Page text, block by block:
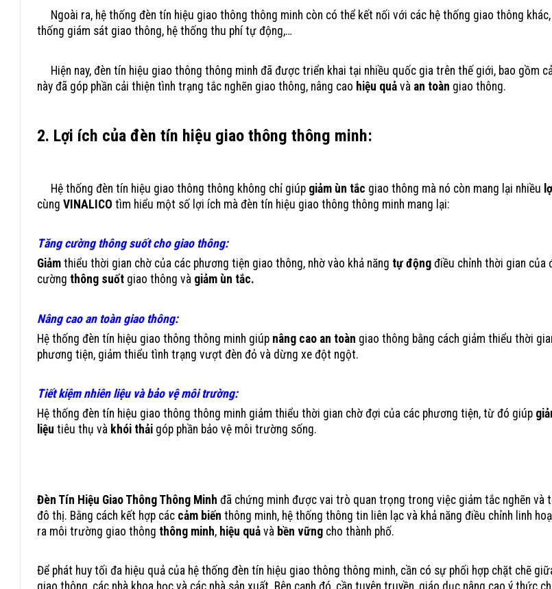
Ngoài ra, hệ thống đèn tín hiệu giao thông thông minh còn có thể kết nối với các hệ thống giao thông khác,
thống giám sát giao thông, hệ thống thu phí tự động,…
Hiện nay, đèn tín hiệu giao thông thông minh đã được triển khai tại nhiều quốc gia trên thế giới, bao gồm
này đã góp phần cải thiện tình trạng tắc nghẽn giao thông, nâng cao hiệu quả và an toàn giao thông.
2. Lợi ích của đèn tín hiệu giao thông thông minh:
Hệ thống đèn tín hiệu giao thông thông không chỉ giúp giảm ùn tắc giao thông mà nó còn mang lại nhiều
cùng VINALICO tìm hiểu một số lợi ích mà đèn tín hiệu giao thông thông minh mang lại:
Tăng cường thông suốt cho giao thông:
Giảm thiểu thời gian chờ của các phương tiện giao thông, nhờ vào khả năng tự động điều chỉnh thời gian của
cường thông suốt giao thông và giảm ùn tắc.
Nâng cao an toàn giao thông:
Hệ thống đèn tín hiệu giao thông thông minh giúp nâng cao an toàn giao thông bằng cách giảm thiểu thời
phương tiện, giảm thiểu tình trạng vượt đèn đỏ và dừng xe đột ngột.
Tiết kiệm nhiên liệu và bảo vệ môi trường:
Hệ thống đèn tín hiệu giao thông thông minh giảm thiểu thời gian chờ đợi của các phương tiện, từ đó giúp
liệu tiêu thụ và khói thải góp phần bảo vệ môi trường sống.
Đèn Tín Hiệu Giao Thông Thông Minh đã chứng minh được vai trò quan trọng trong việc giảm tắc nghẽn và
đô thị. Bằng cách kết hợp các cảm biến thông minh, hệ thống thông tin liên lạc và khả năng điều chỉnh linh
ra môi trường giao thông thông minh, hiệu quả và bền vững cho thành phố.
Để phát huy tối đa hiệu quả của hệ thống đèn tín hiệu giao thông thông minh, cần có sự phối hợp chặt chẽ
giao thông, các nhà khoa học và các nhà sản xuất. Bên cạnh đó, cần tuyên truyền, giáo dục nâng cao ý thức